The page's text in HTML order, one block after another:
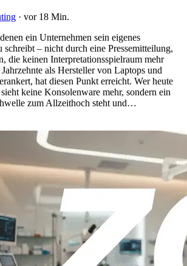
· vor 18 Min.
ein Unternehmen sein eigenes
schreibt – nicht durch eine Pressemitteilung,
die keinen Interpretationsspielraum mehr
als Hersteller von Laptops und
hat diesen Punkt erreicht. Wer heute
keine Konsolenware mehr, sondern ein
zum Allzeithoch steht und…